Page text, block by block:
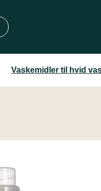
Vaskemidler til hvid